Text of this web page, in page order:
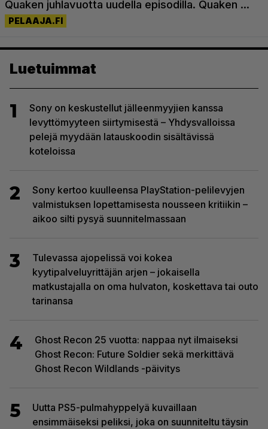
Luetuimmat
1
Sony on keskustellut jälleenmyyjien kanssa
levyttömyyteen siirtymisestä – Yhdysvalloissa
pelejä myydään latauskoodin sisältävissä
koteloissa
2
Sony kertoo kuulleensa PlayStation-pelilevyjen
valmistuksen lopettamisesta nousseen kritiikin –
aikoo silti pysyä suunnitelmassaan
3
Tulevassa ajopelissä voi kokea
kyytipalveluyrittäjän arjen – jokaisella
matkustajalla on oma hulvaton, koskettava tai outo
tarinansa
4
Ghost Recon 25 vuotta: nappaa nyt ilmaiseksi
Ghost Recon: Future Soldier sekä merkittävä
Ghost Recon Wildlands -päivitys
5
Uutta PS5-pulmahyppelyä kuvaillaan
ensimmäiseksi peliksi, joka on suunniteltu täysin